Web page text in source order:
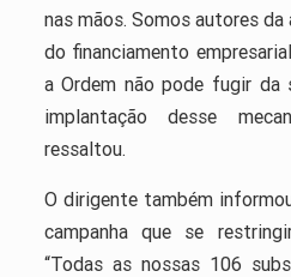
nas mãos. Somos autores
do financiamento
a Ordem não pode fugir da
implantação desse
ressaltou.
O dirigente também
campanha que se
“Todas as nossas 106